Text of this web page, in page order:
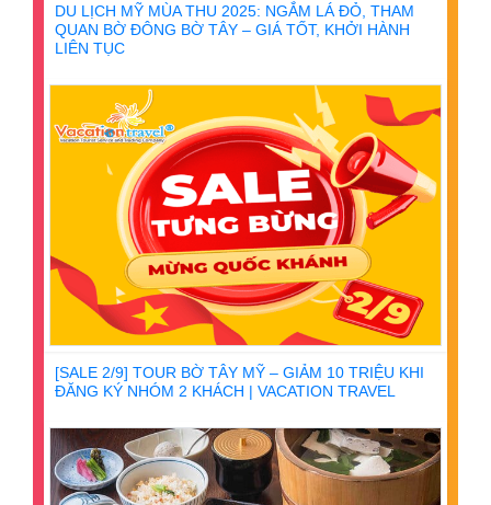
DU LỊCH MỸ MÙA THU 2025: NGẮM LÁ ĐỎ, THAM
QUAN BỜ ĐÔNG BỜ TÂY – GIÁ TỐT, KHỞI HÀNH
LIÊN TỤC
[SALE 2/9] TOUR BỜ TÂY MỸ – GIẢM 10 TRIỆU KHI
ĐĂNG KÝ NHÓM 2 KHÁCH | VACATION TRAVEL